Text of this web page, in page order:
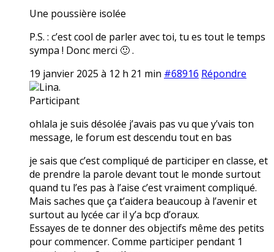
Une poussière isolée
P.S. : c’est cool de parler avec toi, tu es tout le temps
sympa ! Donc merci 🙂 .
19 janvier 2025 à 12 h 21 min #68916 Répondre
Lina.
Participant
ohlala je suis désolée j’avais pas vu que y’vais ton
message, le forum est descendu tout en bas
je sais que c’est compliqué de participer en classe, et
de prendre la parole devant tout le monde surtout
quand tu l’es pas à l’aise c’est vraiment compliqué.
Mais saches que ça t’aidera beaucoup à l’avenir et
surtout au lycée car il y’a bcp d’oraux.
Essayes de te donner des objectifs même des petits
pour commencer. Comme participer pendant 1